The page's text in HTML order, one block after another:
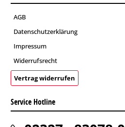
AGB
Datenschutzerklärung
Impressum
Widerrufsrecht
Vertrag widerrufen
Service Hotline